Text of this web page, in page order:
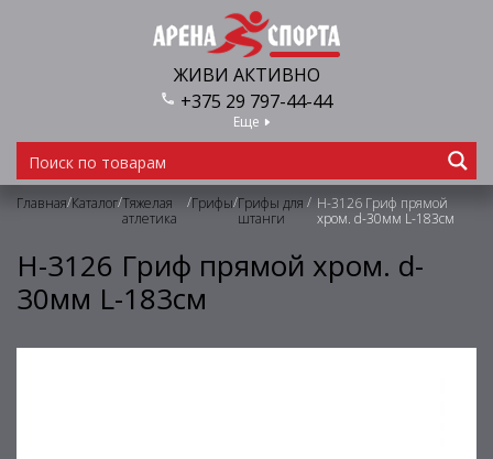
ЖИВИ АКТИВНО
+375 29 797-44-44
Еще
Главная/Каталог/Тяжелая
атлетика
/Грифы/Грифы для
штанги
/ H-3126 Гриф прямой
хром. d-30мм L-183см
H-3126 Гриф прямой хром. d-
30мм L-183см